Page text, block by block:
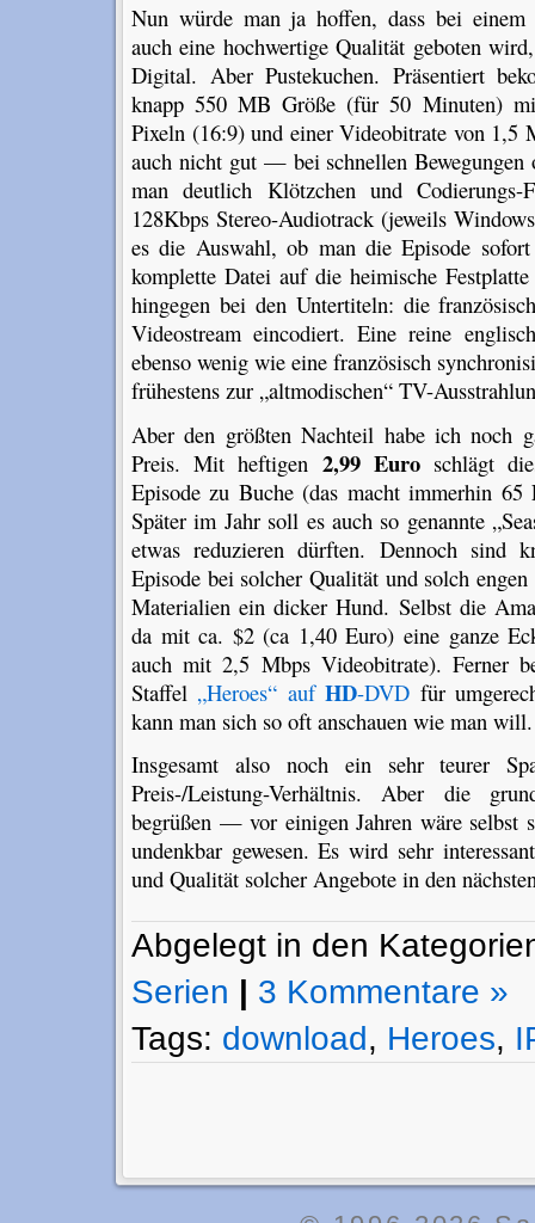
Nun würde man ja hoffen, dass bei einem
auch eine hochwertige Qualität geboten
Digital. Aber Pustekuchen. Präsentiert
knapp 550 MB Größe (für 50 Minuten)
Pixeln (16:9) und einer Videobitrate von 1,5
auch nicht gut — bei schnellen Bewegungen
man deutlich Klötzchen und
128Kbps Stereo-Audiotrack (jeweils
es die Auswahl, ob man die Episode
komplette Datei auf die heimische
hingegen bei den Untertiteln: die
Videostream eincodiert. Eine reine
ebenso wenig wie eine französisch
frühestens zur „altmodischen“ TV-
Aber den größten Nachteil habe ich noch
Preis. Mit heftigen 2,99 Euroschlägt
Episode zu Buche (das macht immerhin
Später im Jahr soll es auch so genannte
etwas reduzieren dürften. Dennoch sind
Episode bei solcher Qualität und solch
Materialien ein dicker Hund. Selbst die
da mit ca. $2 (ca 1,40 Euro) eine ganze
auch mit 2,5 Mbps Videobitrate). Ferner
Staffel „Heroes“ aufHD-DVD für
kann man sich so oft anschauen wie man will.
Insgesamt also noch ein sehr teurer
Preis-/Leistung-Verhältnis. Aber die
begrüßen — vor einigen Jahren wäre selbst
undenkbar gewesen. Es wird sehr
und Qualität solcher Angebote in den
Abgelegt in den
Serien
3 Kommentare »
Tags: download, Heroes,